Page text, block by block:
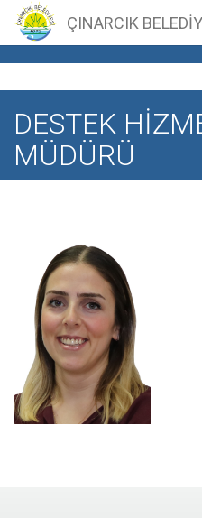
ÇINARCIK
DESTEK
MÜDÜRÜ